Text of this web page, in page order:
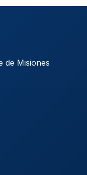
de Misiones